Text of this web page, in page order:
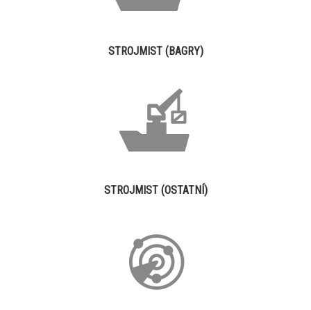
STROJMIST (BAGRY)
STROJMIST (OSTATNÍ)